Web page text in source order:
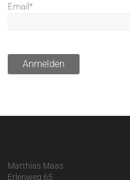
Email*
Matthias Maas
Erlenweg 65